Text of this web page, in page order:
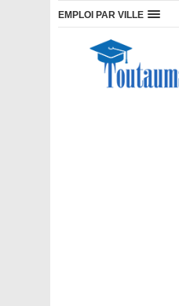
EMPLOI PAR VILLE